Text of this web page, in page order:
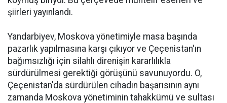
şiirleri yayınlandı.
Yandarbiyev, Moskova yönetimiyle masa başında
pazarlık yapılmasına karşı çıkıyor ve Çeçenistan'ın
bağımsızlığı için silahlı direnişin kararlılıkla
sürdürülmesi gerektiği görüşünü savunuyordu. O,
Çeçenistan'da sürdürülen cihadın başarısının aynı
zamanda Moskova yönetiminin tahakkümü ve sultası